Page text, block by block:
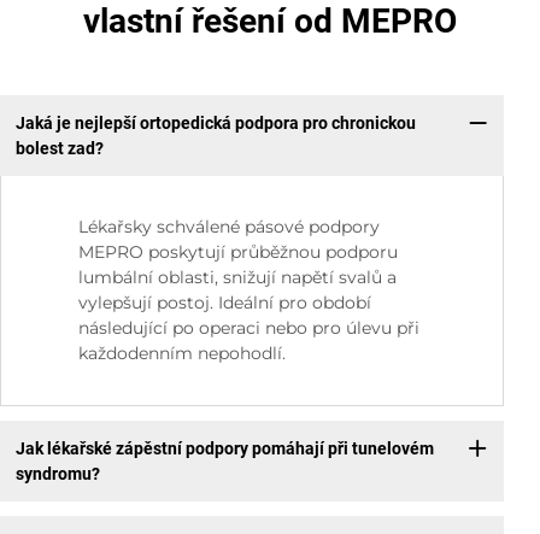
vlastní řešení od MEPRO
Jaká je nejlepší ortopedická podpora pro chronickou
bolest zad?
Lékařsky schválené pásové podpory
MEPRO poskytují průběžnou podporu
lumbální oblasti, snižují napětí svalů a
vylepšují postoj. Ideální pro období
následující po operaci nebo pro úlevu při
každodenním nepohodlí.
Jak lékařské zápěstní podpory pomáhají při tunelovém
syndromu?